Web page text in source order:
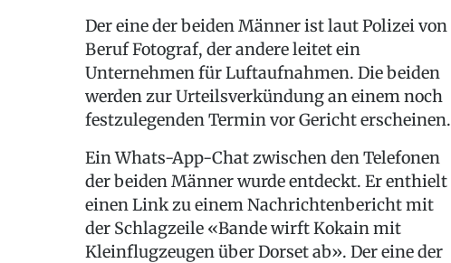
Der eine der beiden Männer ist laut Polizei von
Beruf Fotograf, der andere leitet ein
Unternehmen für Luftaufnahmen. Die beiden
werden zur Urteilsverkündung an einem noch
festzulegenden Termin vor Gericht erscheinen.
Ein Whats-App-Chat zwischen den Telefonen
der beiden Männer wurde entdeckt. Er enthielt
einen Link zu einem Nachrichtenbericht mit
der Schlagzeile «Bande wirft Kokain mit
Kleinflugzeugen über Dorset ab». Der eine der